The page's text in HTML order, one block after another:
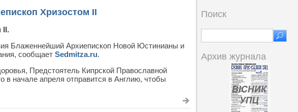
Хризостом ІІ
Блаженнейший Архиепископ Новой Юстинианы и
сообщает Sedmitza.ru.
Предстоятель Кипрской Православной
в начале апреля отправится в Англию, чтобы
Поиск
Архив журнала